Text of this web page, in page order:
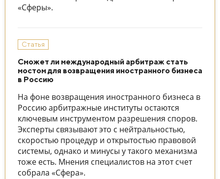
«Сферы».
Статья
Сможет ли международный арбитраж стать
мостом для возвращения иностранного бизнеса
в Россию
На фоне возвращения иностранного бизнеса в
Россию арбитражные институты остаются
ключевым инструментом разрешения споров.
Эксперты связывают это с нейтральностью,
скоростью процедур и открытостью правовой
системы, однако и минусы у такого механизма
тоже есть. Мнения специалистов на этот счет
собрала «Сфера».